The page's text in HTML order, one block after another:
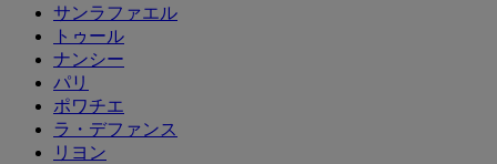
サンラファエル
トゥール
ナンシー
パリ
ポワチエ
ラ・デファンス
リヨン